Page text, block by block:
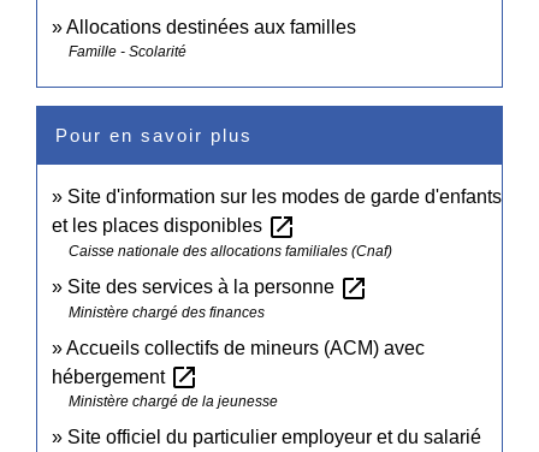
Allocations destinées aux familles
Famille - Scolarité
Pour en savoir plus
Site d'information sur les modes de garde d'enfants
et les places disponibles open_in_new
Caisse nationale des allocations familiales (Cnaf)
Site des services à la personne open_in_new
Ministère chargé des finances
Accueils collectifs de mineurs (ACM) avec
hébergement open_in_new
Ministère chargé de la jeunesse
Site officiel du particulier employeur et du salarié